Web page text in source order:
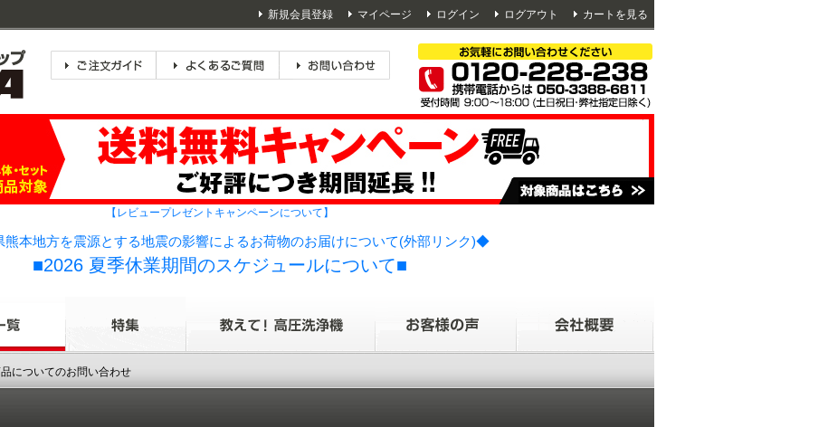
新規会員登録 マイページ ログイン ログアウト カートを見る
【レビュープレゼントキャンペーンについて】
本地方を震源とする地震の影響によるお荷物のお届けについて(外部リンク)◆
■2026 夏季休業期間のスケジュールについて■
についてのお問い合わせ